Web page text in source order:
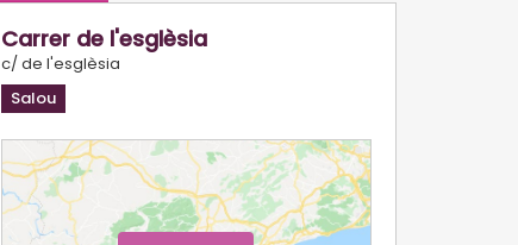
Carrer de l'esglèsia
c/ de l'esglèsia
Salou